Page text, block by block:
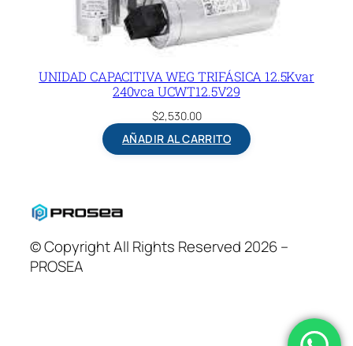
UNIDAD CAPACITIVA WEG TRIFÁSICA 12.5Kvar
240vca UCWT12.5V29
$2,530.00
AÑADIR AL CARRITO
© Copyright All Rights Reserved 2026 –
PROSEA